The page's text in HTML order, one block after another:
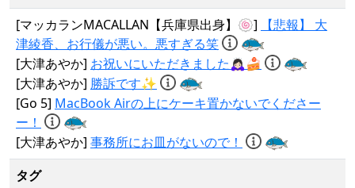
[マッカランMACALLAN【兵庫県出身】🍥]
【悲報】 大
津綾香、お行儀が悪い。悪すぎる笑
[大津あやか] お祝いにいただきました🙇🏻‍♀️🍰
[大津あやか] 勝訴です✨
[Go 5] MacBook Airの上にケーキ置かないでくださー
ー！
[大津あやか] 事務所にお皿がないので！
タグ